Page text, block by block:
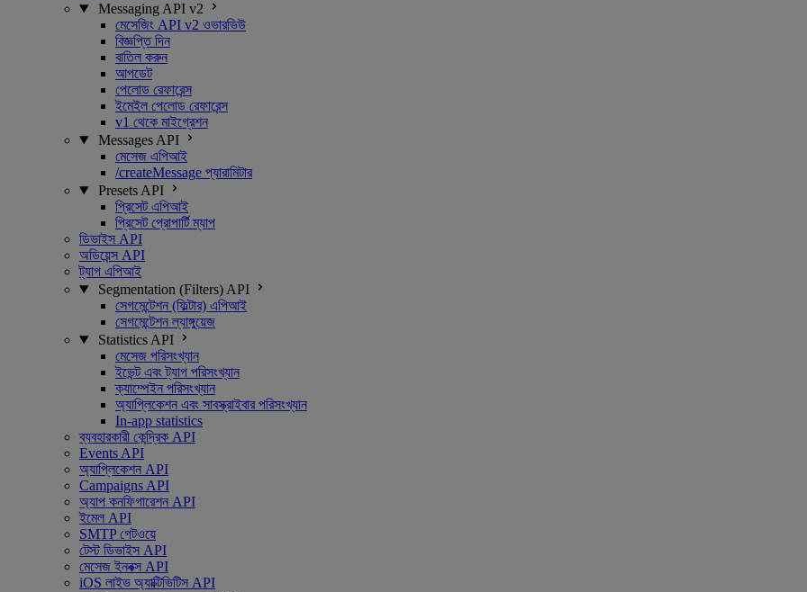
Messaging API v2
মেসেজিং API v2 ওভারভিউ
বিজ্ঞপ্তি দিন
বাতিল করুন
আপডেট
পেলোড রেফারেন্স
ইমেইল পেলোড রেফারেন্স
v1 থেকে মাইগ্রেশন
Messages API
মেসেজ এপিআই
/createMessage প্যারামিটার
Presets API
প্রিসেট এপিআই
প্রিসেট প্রোপার্টি ম্যাপ
ডিভাইস API
অডিয়েন্স API
ট্যাগ এপিআই
Segmentation (Filters) API
সেগমেন্টেশন (ফিল্টার) এপিআই
সেগমেন্টেশন ল্যাঙ্গুয়েজ
Statistics API
মেসেজ পরিসংখ্যান
ইভেন্ট এবং ট্যাগ পরিসংখ্যান
ক্যাম্পেইন পরিসংখ্যান
অ্যাপ্লিকেশন এবং সাবস্ক্রাইবার পরিসংখ্যান
In-app statistics
ব্যবহারকারী কেন্দ্রিক API
Events API
অ্যাপ্লিকেশন API
Campaigns API
অ্যাপ কনফিগারেশন API
ইমেল API
SMTP গেটওয়ে
টেস্ট ডিভাইস API
মেসেজ ইনবক্স API
iOS লাইভ অ্যাক্টিভিটিস API